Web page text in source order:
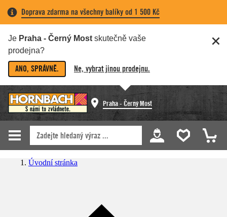
Doprava zdarma na všechny balíky od 1 500 Kč
Je Praha - Černý Most skutečně vaše
prodejna?
ANO, SPRÁVNĚ. Ne, vybrat jinou prodejnu.
Praha - Černý Most
Úvodní stránka